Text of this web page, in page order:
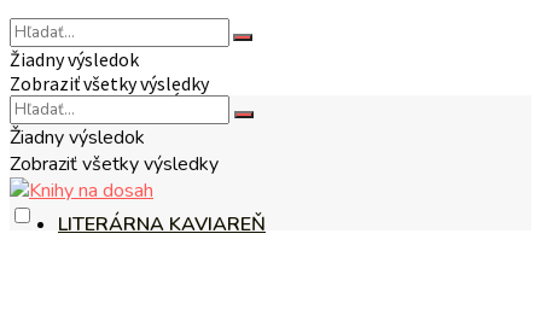
NA TÉMU
LITERÁRNA KAVIAREŇ
Žiadny výsledok
Zobraziť všetky výsledky
Žiadny výsledok
Zobraziť všetky výsledky